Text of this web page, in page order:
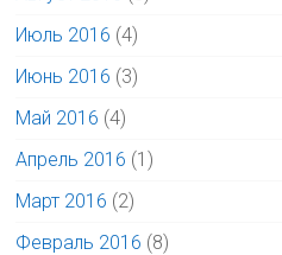
Июль 2016 (4)
Июнь 2016 (3)
Май 2016 (4)
Апрель 2016 (1)
Март 2016 (2)
Февраль 2016 (8)